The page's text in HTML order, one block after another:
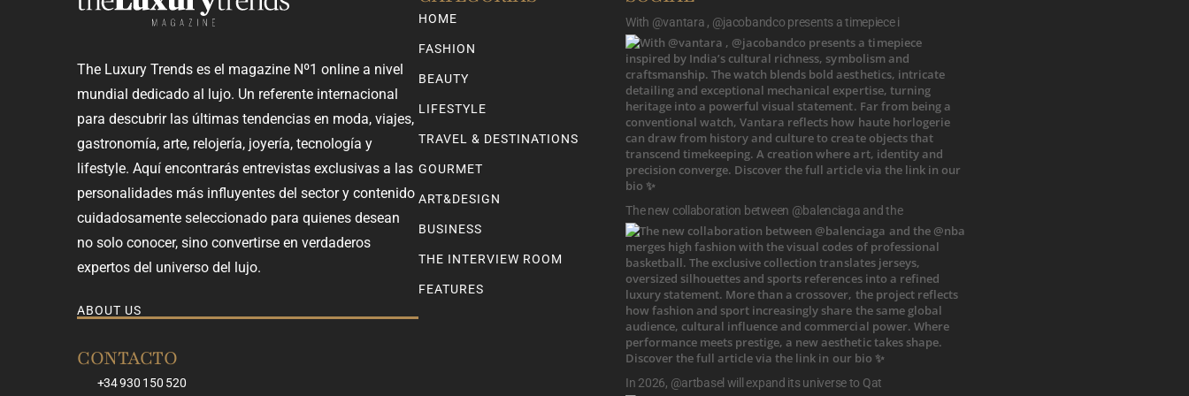
The Luxury Trends es el magazine Nº1 online a nivel
mundial dedicado al lujo. Un referente internacional
para descubrir las últimas tendencias en moda, viajes,
gastronomía, arte, relojería, joyería, tecnología y
lifestyle. Aquí encontrarás entrevistas exclusivas a las
personalidades más influyentes del sector y contenido
cuidadosamente seleccionado para quienes desean
no solo conocer, sino convertirse en verdaderos
expertos del universo del lujo.
ABOUT US
CONTACTO
+34 930 150 520
HOME
FASHION
BEAUTY
LIFESTYLE
TRAVEL & DESTINATIONS
GOURMET
ART&DESIGN
BUSINESS
THE INTERVIEW ROOM
FEATURES
With @vantara , @jacobandco presents a timepiece i
The new collaboration between @balenciaga and the
In 2026, @artbasel will expand its universe to Qat